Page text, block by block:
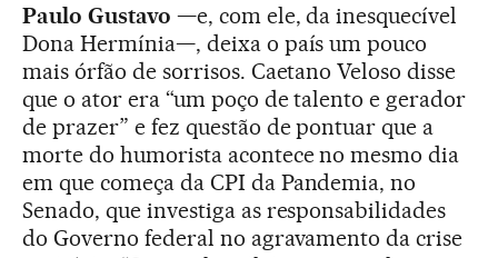
Paulo Gustavo —e, com ele, da inesquecível
Dona Hermínia—, deixa o país um pouco
mais órfão de sorrisos. Caetano Veloso disse
que o ator era “um poço de talento e gerador
de prazer” e fez questão de pontuar que a
morte do humorista acontece no mesmo dia
em que começa da CPI da Pandemia, no
Senado, que investiga as responsabilidades
do Governo federal no agravamento da crise